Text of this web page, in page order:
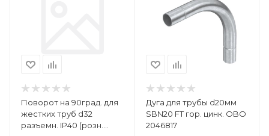
Поворот на 90град. для
жестких труб d32
разъемн. IP40 (розн.
Дуга для трубы d20мм
SBN20 FT гор. цинк. OBO
2046817